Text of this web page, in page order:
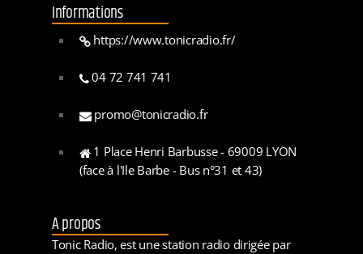
Informations
https://www.tonicradio.fr/
04 72 741 741
promo@tonicradio.fr
1 Place Henri Barbusse - 69009 LYON
(face à l'Ile Barbe - Bus n°31 et 43)
A propos
Tonic Radio, est une station radio dirigée par